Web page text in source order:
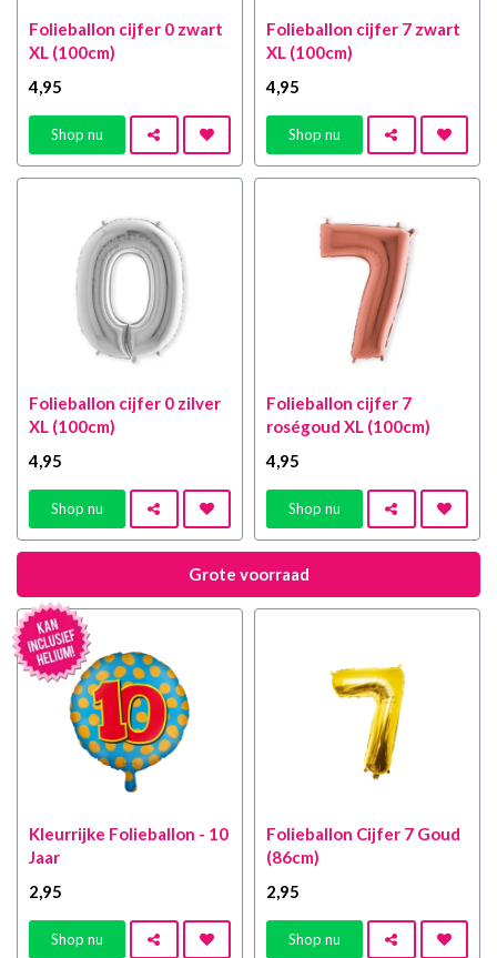
Folieballon cijfer 0 zwart
XL (100cm)
4 ,95
Shop nu
Folieballon cijfer 7 zwart
XL (100cm)
4 ,95
Shop nu
Folieballon cijfer 0 zilver
XL (100cm)
4 ,95
Shop nu
Folieballon cijfer 7
roségoud XL (100cm)
4 ,95
Shop nu
Grote voorraad
Kleurrijke Folieballon - 10
Jaar
2 ,95
Shop nu
Folieballon Cijfer 7 Goud
(86cm)
2 ,95
Shop nu